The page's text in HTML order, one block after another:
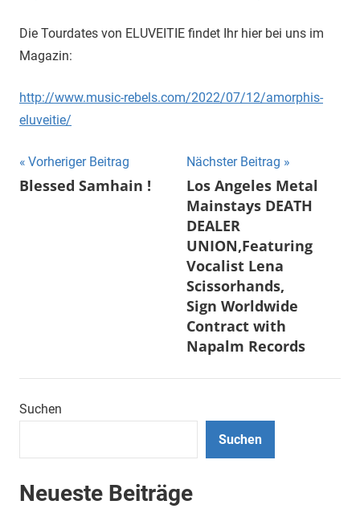
Die Tourdates von ELUVEITIE findet Ihr hier bei uns im
Magazin:
http://www.music-rebels.com/2022/07/12/amorphis-
eluveitie/
Beitragsnavigation
Vorheriger Beitrag
Blessed Samhain !
Nächster Beitrag
Los Angeles Metal
Mainstays DEATH
DEALER
UNION,Featuring
Vocalist Lena
Scissorhands,
Sign Worldwide
Contract with
Napalm Records
Suchen
Suchen
Neueste Beiträge